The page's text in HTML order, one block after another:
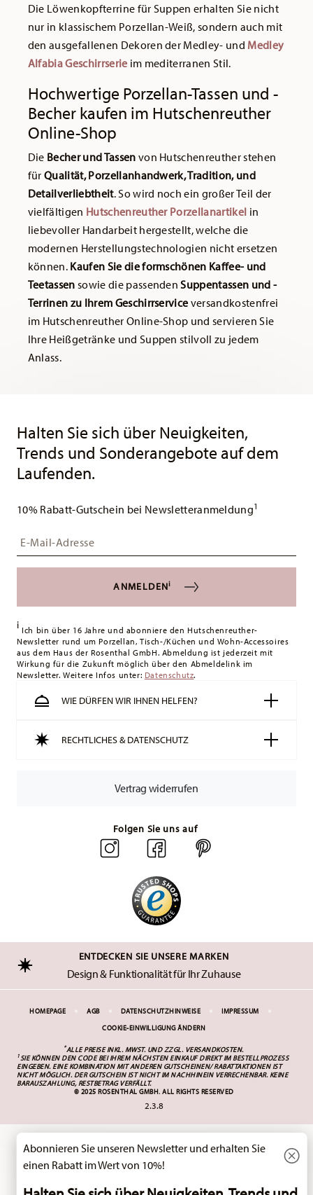
Die Löwenkopfterrine für Suppen erhalten Sie nicht
nur in klassischem Porzellan-Weiß, sondern auch mit
den ausgefallenen Dekoren der Medley- und Medley
Alfabia Geschirrserie im mediterranen Stil.
Hochwertige Porzellan-Tassen und -
Becher kaufen im Hutschenreuther
Online-Shop
Die Becher und Tassen von Hutschenreuther stehen
fürQualität, Porzellanhandwerk, Tradition, und
Detailverliebtheit. So wird noch ein großer Teil der
vielfältigen Hutschenreuther Porzellanartikel in
liebevoller Handarbeit hergestellt, welche die
modernen Herstellungstechnologien nicht ersetzen
können. Kaufen Sie die formschönen Kaffee- und
Teetassen sowie die passendenSuppentassen und -
Terrinen zu Ihrem Geschirrservice versandkostenfrei
im Hutschenreuther Online-Shop und servieren Sie
Ihre Heißgetränke und Suppen stilvoll zu jedem
Anlass.
Halten Sie sich über Neuigkeiten,
Trends und Sonderangebote auf dem
Laufenden.
10% Rabatt-Gutschein bei Newsletteranmeldung1
ANMELDENi
i Ich bin über 16 Jahre und abonniere den Hutschenreuther-
Newsletter rund um Porzellan, Tisch-/Küchen und Wohn-Accessoires
aus dem Haus der Rosenthal GmbH. Abmeldung ist jederzeit mit
Wirkung für die Zukunft möglich über den Abmeldelink im
Newsletter. Weitere Infos unter: Datenschutz.
WIE DÜRFEN WIR IHNEN HELFEN?
RECHTLICHES & DATENSCHUTZ
Vertrag widerrufen
Folgen Sie uns auf
ENTDECKEN SIE UNSERE MARKEN
Design & Funktionalität für Ihr Zuhause
Auswahl an originellen Produkten, die mit
einem Augenzwinkern "über den
HOMEPAGE AGB DATENSCHUTZHINWEISE
IMPRESSUM
COOKIE-EINWILLIGUNG ÄNDERN
*ALLE PREISE INKL. MWST. UNDZZGL. VERSANDKOSTEN.
1SIE KÖNNEN DEN CODE BEI IHREM NÄCHSTEN EINKAUF DIREKT IM BESTELLPROZESS
EINGEBEN. EINE KOMBINATION MIT ANDEREN GUTSCHEINEN/ RABATTAKTIONEN IST
NICHT MÖGLICH. DER GUTSCHEIN IST NICHT IM NACHHINEIN VERRECHENBAR. KEINE
BARAUSZAHLUNG, RESTBETRAG VERFÄLLT.
© 2025 ROSENTHAL GMBH. ALL RIGHTS RESERVED
2.3.8
Abonnieren Sie unseren Newsletter und erhalten Sie
einen Rabatt im Wert von 10%!